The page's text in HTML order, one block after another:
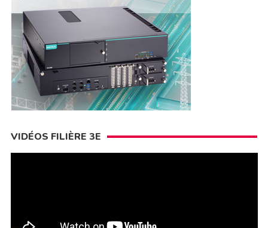
VIDÉOS FILIÈRE 3E